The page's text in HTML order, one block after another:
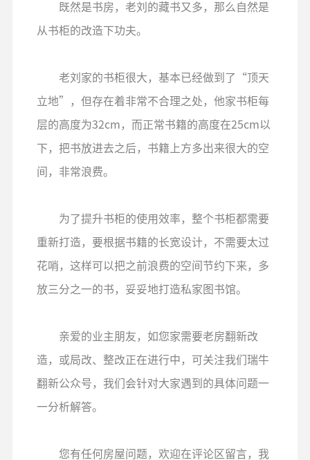
既然是书房，老刘的藏书又多，那么自然是
从书柜的改造下功夫。
老刘家的书柜很大，基本已经做到了“顶天
立地”，但存在着非常不合理之处，他家书柜每
层的高度为32cm，而正常书籍的高度在25cm以
下，把书放进去之后，书籍上方多出来很大的空
间，非常浪费。
为了提升书柜的使用效率，整个书柜都需要
重新打造，要根据书籍的长宽设计，不需要太过
花哨，这样可以把之前浪费的空间节约下来，多
放三分之一的书，妥妥地打造私家图书馆。
亲爱的业主朋友，如您家需要老房翻新改
造，或局改、整改正在进行中，可关注我们瑞牛
翻新公众号，我们会针对大家遇到的具体问题一
一分析解答。
您有任何房屋问题，欢迎在评论区留言，我